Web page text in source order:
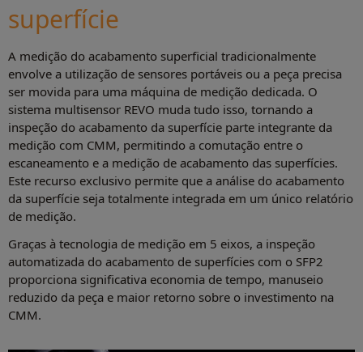
superfície
A medição do acabamento superficial tradicionalmente
envolve a utilização de sensores portáveis ou a peça precisa
ser movida para uma máquina de medição dedicada. O
sistema multisensor REVO muda tudo isso, tornando a
inspeção do acabamento da superfície parte integrante da
medição com CMM, permitindo a comutação entre o
escaneamento e a medição de acabamento das superfícies.
Este recurso exclusivo permite que a análise do acabamento
da superfície seja totalmente integrada em um único relatório
de medição.
Graças à tecnologia de medição em 5 eixos, a inspeção
automatizada do acabamento de superfícies com o SFP2
proporciona significativa economia de tempo, manuseio
reduzido da peça e maior retorno sobre o investimento na
CMM.